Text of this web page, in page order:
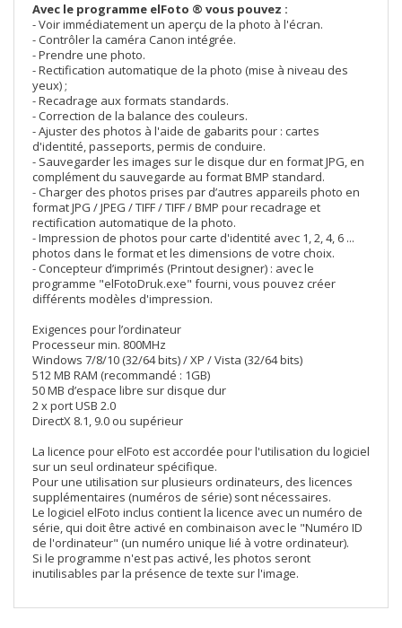
Avec le programme elFoto ® vous pouvez :
- Voir immédiatement un aperçu de la photo à l'écran.
- Contrôler la caméra Canon intégrée.
- Prendre une photo.
- Rectification automatique de la photo (mise à niveau des
yeux) ;
- Recadrage aux formats standards.
- Correction de la balance des couleurs.
- Ajuster des photos à l'aide de gabarits pour : cartes
d'identité, passeports, permis de conduire.
- Sauvegarder les images sur le disque dur en format JPG, en
complément du sauvegarde au format BMP standard.
- Charger des photos prises par d’autres appareils photo en
format JPG / JPEG / TIFF / TIFF / BMP pour recadrage et
rectification automatique de la photo.
- Impression de photos pour carte d'identité avec 1, 2, 4, 6 ...
photos dans le format et les dimensions de votre choix.
- Concepteur d’imprimés (Printout designer) : avec le
programme "elFotoDruk.exe" fourni, vous pouvez créer
différents modèles d'impression.
Exigences pour l’ordinateur
Processeur min. 800MHz
Windows 7/8/10 (32/64 bits) / XP / Vista (32/64 bits)
512 MB RAM (recommandé : 1GB)
50 MB d’espace libre sur disque dur
2 x port USB 2.0
DirectX 8.1, 9.0 ou supérieur
La licence pour elFoto est accordée pour l'utilisation du logiciel
sur un seul ordinateur spécifique.
Pour une utilisation sur plusieurs ordinateurs, des licences
supplémentaires (numéros de série) sont nécessaires.
Le logiciel elFoto inclus contient la licence avec un numéro de
série, qui doit être activé en combinaison avec le "Numéro ID
de l'ordinateur" (un numéro unique lié à votre ordinateur).
Si le programme n'est pas activé, les photos seront
inutilisables par la présence de texte sur l'image.